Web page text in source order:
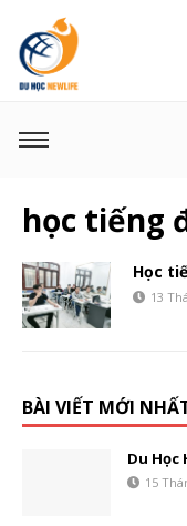
học tiếng
Học
13
BÀI VIẾT MỚI
Du Học
15